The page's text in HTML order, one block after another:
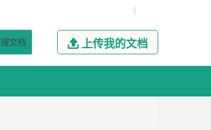
|
搜文档  上传我的文档